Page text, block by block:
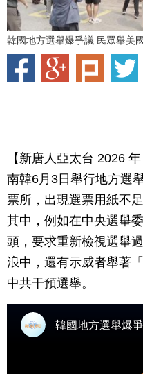
韓國地方選舉爆爭議 民眾舉美
【新唐人亞太台 2026
南韓6月3日舉行地方選
票所，出現選票用紙不
其中，例如在中央選舉
頭，要求重新檢視選舉
浪中，還有示威者舉著
中共干預選舉。